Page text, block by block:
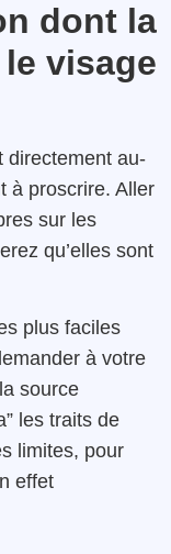
dont la
visage
directement au-
à proscrire. Aller
sur les
qu’elles sont
plus faciles
à votre
source
les traits de
limites, pour
effet